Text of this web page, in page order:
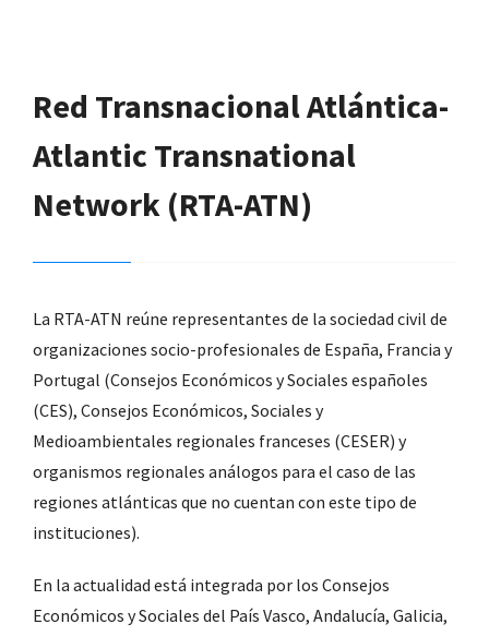
Red Transnacional Atlántica-
Atlantic Transnational
Network (RTA-ATN)
La RTA-ATN reúne representantes de la sociedad civil de
organizaciones socio-profesionales de España, Francia y
Portugal (Consejos Económicos y Sociales españoles
(CES), Consejos Económicos, Sociales y
Medioambientales regionales franceses (CESER) y
organismos regionales análogos para el caso de las
regiones atlánticas que no cuentan con este tipo de
instituciones).
En la actualidad está integrada por los Consejos
Económicos y Sociales del País Vasco, Andalucía, Galicia,